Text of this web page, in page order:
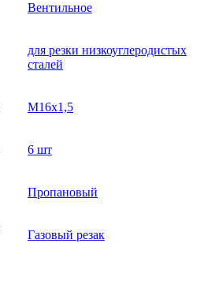
Вентильное
для резки низкоуглеродистых
сталей
М16х1,5
6 шт
Пропановый
Газовый резак